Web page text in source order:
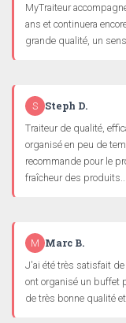
MyTraiteur
ans et continuera
grande qualité, un
S Steph D.
Traiteur de qualité,
organisé en peu de
recommande pour le
fraîcheur des produits...
M Marc B.
J'ai été très satisfait de
ont organisé un buffet
de très bonne qualité